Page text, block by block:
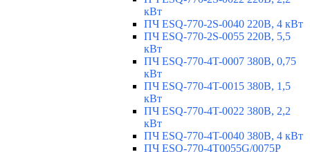
кВт
ПЧ ESQ-770-2S-0040 220В, 4 кВт
ПЧ ESQ-770-2S-0055 220В, 5,5
кВт
ПЧ ESQ-770-4T-0007 380В, 0,75
кВт
ПЧ ESQ-770-4T-0015 380В, 1,5
кВт
ПЧ ESQ-770-4T-0022 380В, 2,2
кВт
ПЧ ESQ-770-4T-0040 380В, 4 кВт
ПЧ ESQ-770-4T0055G/0075P